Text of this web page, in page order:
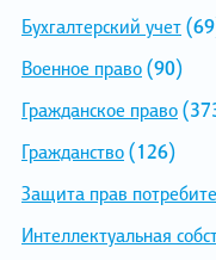
Бухгалтерский учет
Военное право(90)
Гражданское право
Гражданство(126)
Защита прав
Интеллектуальная